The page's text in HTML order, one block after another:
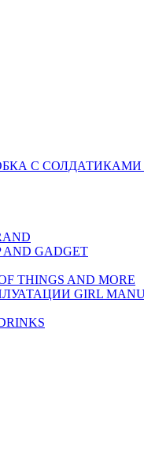
С СОЛДАТИКАМИ
GADGET
THINGS AND MORE
GIRL